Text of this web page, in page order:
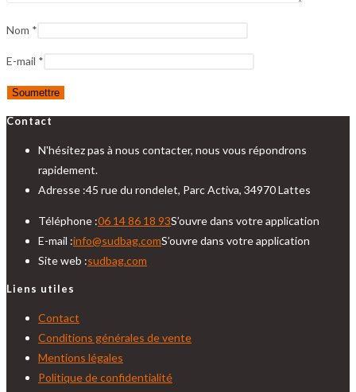
Nom *
E-mail *
Contact
N'hésitez pas à nous contacter, nous vous répondrons
rapidement.
Adresse :45 rue du rondelet, Parc Activa, 34970 Lattes
Téléphone :06 14 86 18 93S’ouvre dans votre application
E-mail :info@sudbag.comS’ouvre dans votre application
Site web :sudbag.com
Liens utiles
Contact
Conditions générales de vente
Mentions légales
Politique de confidentialité